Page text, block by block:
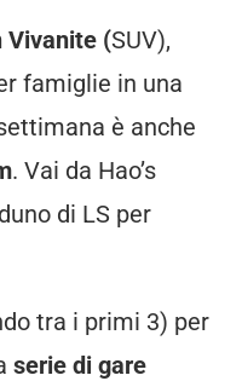
Vivanite (SUV),
famiglie in una
è anche
. Vai da Hao’s
di LS per
tra i primi 3) per
serie di gare